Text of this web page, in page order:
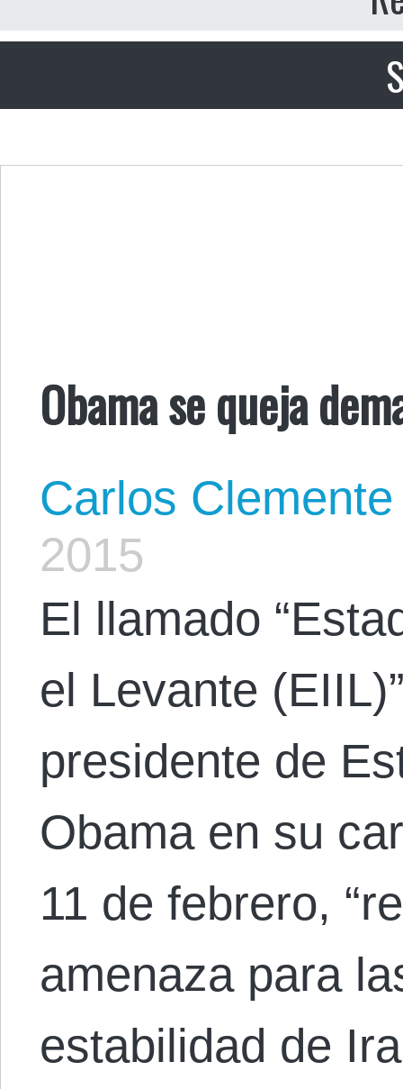
Obama se queja
Carlos Clemente
2015
El llamado
el Levante
presidente de
Obama en su
11 de febrero,
amenaza para
estabilidad de